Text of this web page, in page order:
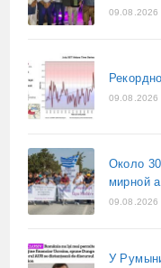
09.08.2026
09.08.2026
Около
мирной
09.08.2026
У